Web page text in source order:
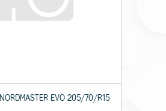
EVO 205/70/R15